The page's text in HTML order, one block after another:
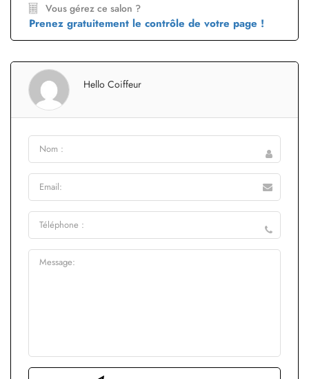
Vous gérez ce salon ?
Prenez gratuitement le contrôle de votre page !
Hello Coiffeur